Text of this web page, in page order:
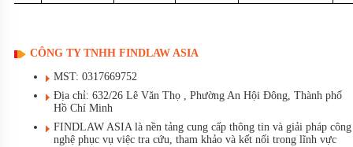
CÔNG TY TNHH FINDLAW ASIA
MST: 0317669752
Địa chỉ: 632/26 Lê Văn Thọ , Phường An Hội Đông, Thành phố
Hồ Chí Minh
FINDLAW ASIA là nền tảng cung cấp thông tin và giải pháp công
nghệ phục vụ việc tra cứu, tham khảo và kết nối trong lĩnh vực